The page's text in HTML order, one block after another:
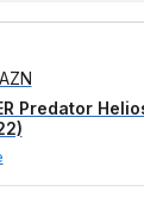
Predator Helios